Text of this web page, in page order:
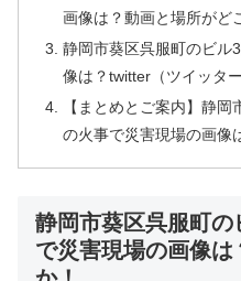
画像は？動画と場所がど
静岡市葵区呉服町のビル
像は？twitter（ツイッタ
【まとめとご案内】静
の火事で災害現場の画像
静岡市葵区呉服町
で災害現場の画像